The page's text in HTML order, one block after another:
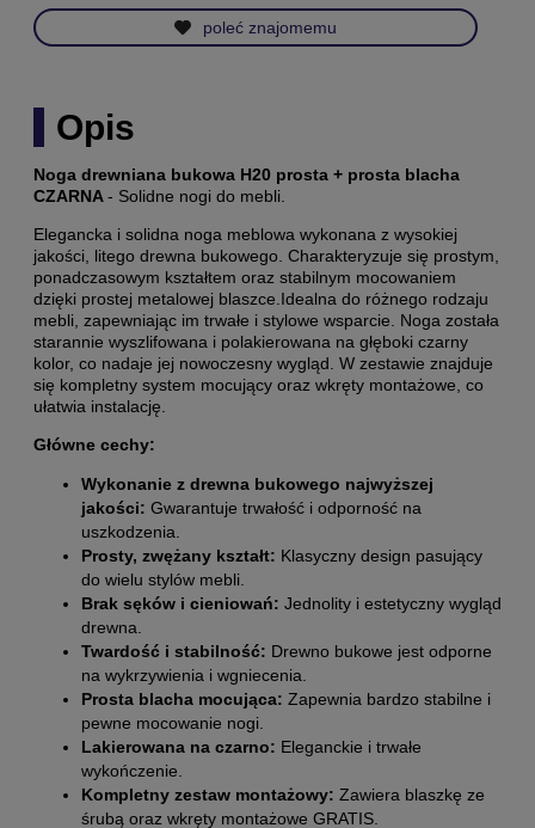
poleć znajomemu
Opis
Noga drewniana bukowa H20 prosta + prosta blacha
CZARNA- Solidne nogi do mebli.
Elegancka i solidna noga meblowa wykonana z wysokiej
jakości, litego drewna bukowego. Charakteryzuje się prostym,
ponadczasowym kształtem oraz stabilnym mocowaniem
dzięki prostej metalowej blaszce.Idealna do różnego rodzaju
mebli, zapewniając im trwałe i stylowe wsparcie. Noga została
starannie wyszlifowana i polakierowana na głęboki czarny
kolor, co nadaje jej nowoczesny wygląd. W zestawie znajduje
się kompletny system mocujący oraz wkręty montażowe, co
ułatwia instalację.
Główne cechy:
Wykonanie z drewna bukowego najwyższej
jakości: Gwarantuje trwałość i odporność na
uszkodzenia.
Prosty, zwężany kształt: Klasyczny design pasujący
do wielu stylów mebli.
Brak sęków i cieniowań: Jednolity i estetyczny wygląd
drewna.
Twardość i stabilność: Drewno bukowe jest odporne
na wykrzywienia i wgniecenia.
Prosta blacha mocująca: Zapewnia bardzo stabilne i
pewne mocowanie nogi.
Lakierowana na czarno: Eleganckie i trwałe
wykończenie.
Kompletny zestaw montażowy: Zawiera blaszkę ze
śrubą oraz wkręty montażowe GRATIS.